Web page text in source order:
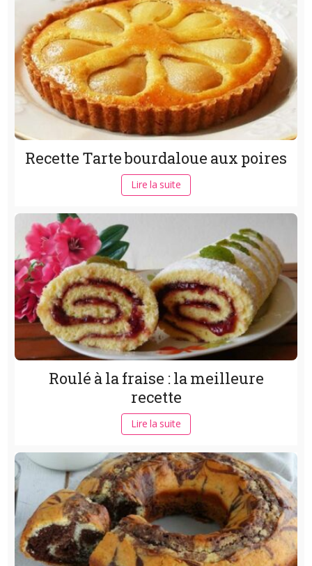
Recette Tarte bourdaloue aux poires
Lire la suite
Roulé à la fraise : la meilleure
recette
Lire la suite